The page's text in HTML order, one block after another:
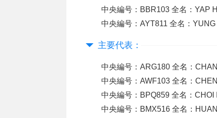
中央編号：BBR103 全名：YAP
中央編号：AYT811 全名：
主要代表：
中央編号：ARG180 全名：
中央編号：AWF103 全名：
中央編号：BPQ859 全名：
中央編号：BMX516 全名：